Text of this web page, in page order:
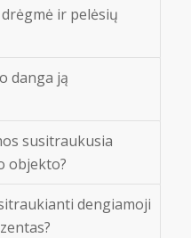
ir pelėsių
danga ją
susitraukusia
objekto?
dengiamoji